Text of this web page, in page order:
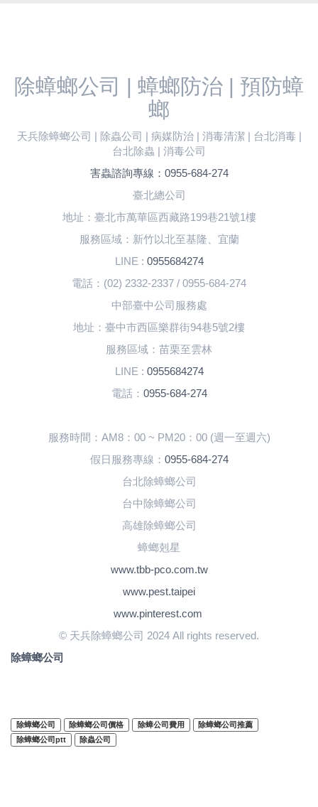
除蟑螂公司 | 蟑螂防治 | 預防蟑
螂
天兵除蟑螂公司 | 除蟲公司 | 病媒防治 | 消毒清潔 | 台北消毒 |
台北除蟲 | 消毒公司
害蟲諮詢專線：0955-684-274
臺北總公司
地址：臺北市萬華區西藏路199巷21號1樓
服務區域：新竹以北至基隆、宜蘭
LINE : 0955684274
電話：(02) 2332-2337 / 0955-684-274
中部臺中公司服務處
地址：臺中市西區樂群街94巷5號2樓
服務區域：苗栗至雲林
LINE : 0955684274
電話： 0955-684-274
服務時間：AM8：00 ~ PM20：00 (週一至週六)
假日服務專線： 0955-684-274
台北除蟑螂公司
台中除蟑螂公司
高雄除蟑螂公司
蟑螂剋星
www.tbb-pco.com.tw
www.pest.taipei
www.pinterest.com
© 天兵除蟑螂公司 2024 All rights reserved.
除蟑螂公司
除蟑螂公司 除蟑螂公司價格 除蟑公司費用
除蟑螂公司推薦
除蟑螂公司ptt
除蟲公司